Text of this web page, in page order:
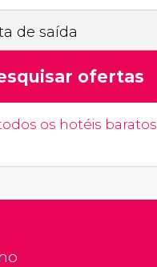
de saída
ofertas
os hotéis baratos